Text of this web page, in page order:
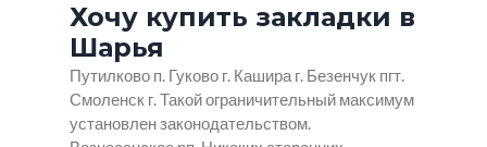
Хочу купить закладки в
Шарья
Путилково п. Гуково г. Кашира г. Безенчук пгт.
Смоленск г. Такой ограничительный максимум
установлен законодательством.